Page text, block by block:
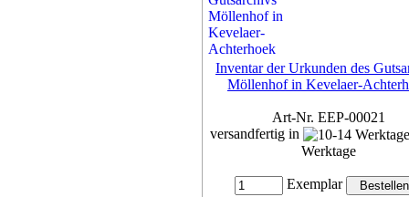
Inventar der Urkunden des
Möllenhof in Kevelaer-
Art-Nr. EEP-00021
versandfertig in
Werktage
Exemplar